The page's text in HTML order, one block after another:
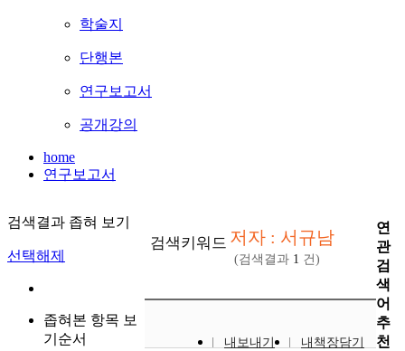
학술지
단행본
연구보고서
공개강의
home
연구보고서
검색결과 좁혀 보기
선택해제
좁혀본 항목 보
기순서
검색키워드 저자 : 서규남
(검색결과 1 건)
내보내기
내책장담기
연
관
검
색
어
추
천